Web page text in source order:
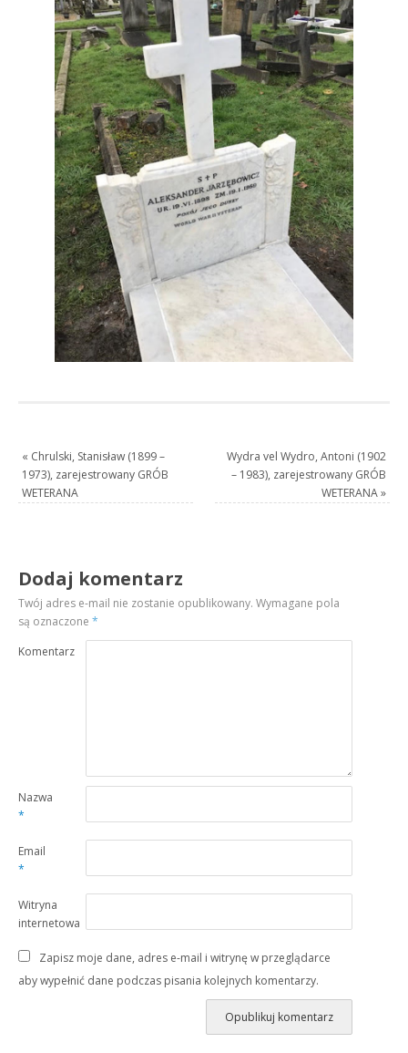
« Chrulski, Stanisław (1899 –
1973), zarejestrowany GRÓB
WETERANA
Wydra vel Wydro, Antoni (1902
– 1983), zarejestrowany GRÓB
WETERANA»
Dodaj komentarz
Twój adres e-mail nie zostanie opublikowany. Wymagane pola
są oznaczone*
Komentarz
Nazwa
*
Email
*
Witryna
internetowa
Zapisz moje dane, adres e-mail i witrynę w przeglądarce
aby wypełnić dane podczas pisania kolejnych komentarzy.